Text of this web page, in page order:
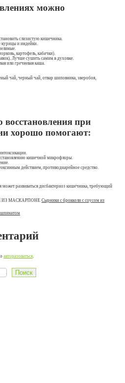
можно
слизистую кишечника.
и индейки.
картофель, кабачки).
Лучше сушить самим в духовке.
или гречневая каша.
чай, черный чай, отвар шиповника, зверобоя,
восстановления при
хорошо помогают:
кишечной микрофлоры.
действием, противодиарейное средство.
может развиваться дисбактериоз кишечника, требующий
Сырники с брокколи с соусом из
шпинатом
авторизоваться.
Поиск